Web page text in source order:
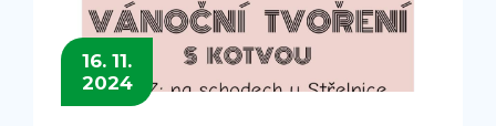
16. 11.
2024